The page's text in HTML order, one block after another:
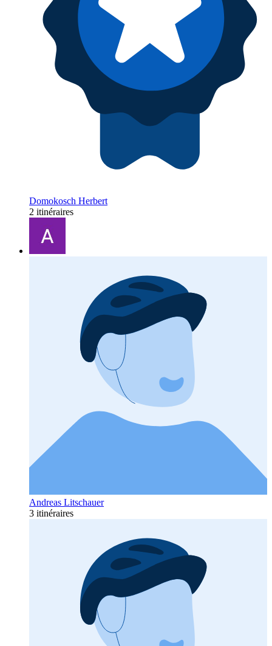
Domokosch Herbert
2 itinéraires
Andreas Litschauer
3 itinéraires